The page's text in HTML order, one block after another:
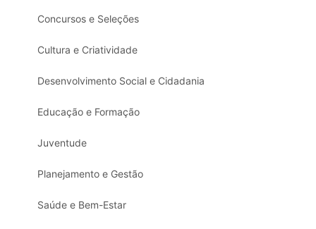
Concursos e Seleções
Cultura e Criatividade
Desenvolvimento Social e Cidadania
Educação e Formação
Juventude
Planejamento e Gestão
Saúde e Bem-Estar